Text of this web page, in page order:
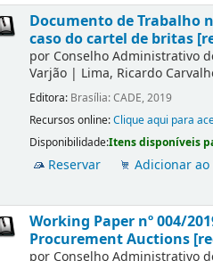
Documento de Trabalho
caso do cartel de britas
por Conselho Administrativo
Varjão | Lima, Ricardo
Editora: Brasília: CADE, 2019
Recursos online:Clique aqui para
Disponibilidade:Itens disponíveis
Reservar Adicionar
Working Paper nº 004/
Procurement Auctions